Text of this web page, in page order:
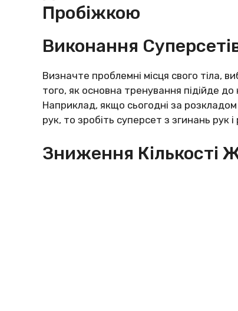
Пробіжкою
Виконання
Визначте проблемні місця свого тіла,
того, як основна тренування підійде
Наприклад, якщо сьогодні за
рук, то зробіть суперсет з згинань рук і
Зниження Кількості